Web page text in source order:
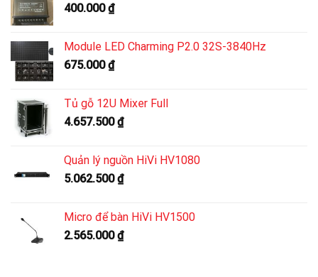
400.000₫
Module LED Charming P2.0 32S-3840Hz
675.000₫
Tủ gỗ 12U Mixer Full
4.657.500₫
Quản lý nguồn HiVi HV1080
5.062.500₫
Micro để bàn HiVi HV1500
2.565.000₫